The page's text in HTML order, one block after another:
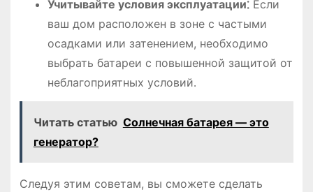
Учитывайте условия эксплуатации⁚Если
ваш дом расположен в зоне с частыми
осадками или затенением, необходимо
выбрать батареи с повышенной защитой от
неблагоприятных условий․
Читать статью Солнечная батарея ― это
генератор?
Следуя этим советам, вы сможете сделать